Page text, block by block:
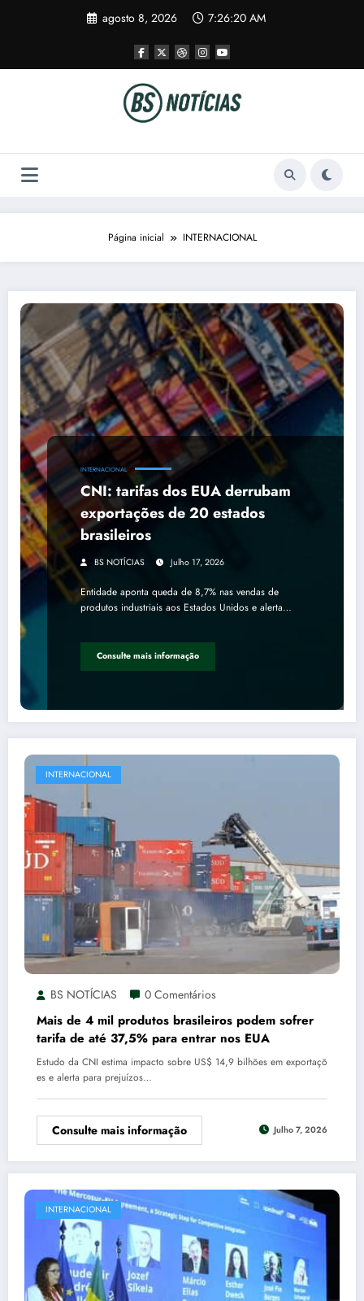
agosto 8, 2026 7:26:22 AM
Página inicial INTERNACIONAL
INTERNACIONAL
CNI: tarifas dos EUA derrubam
exportações de 20 estados
brasileiros
BS NOTÍCIAS Julho 17, 2026
Entidade aponta queda de 8,7% nas vendas de
produtos industriais aos Estados Unidos e alerta…
Consulte mais informação
INTERNACIONAL
BS NOTÍCIAS 0 Comentários
Mais de 4 mil produtos brasileiros podem sofrer
tarifa de até 37,5% para entrar nos EUA
Estudo da CNI estima impacto sobre US$ 14,9 bilhões em exportaçõ
es e alerta para prejuízos…
Consulte mais informação Julho 7, 2026
INTERNACIONAL